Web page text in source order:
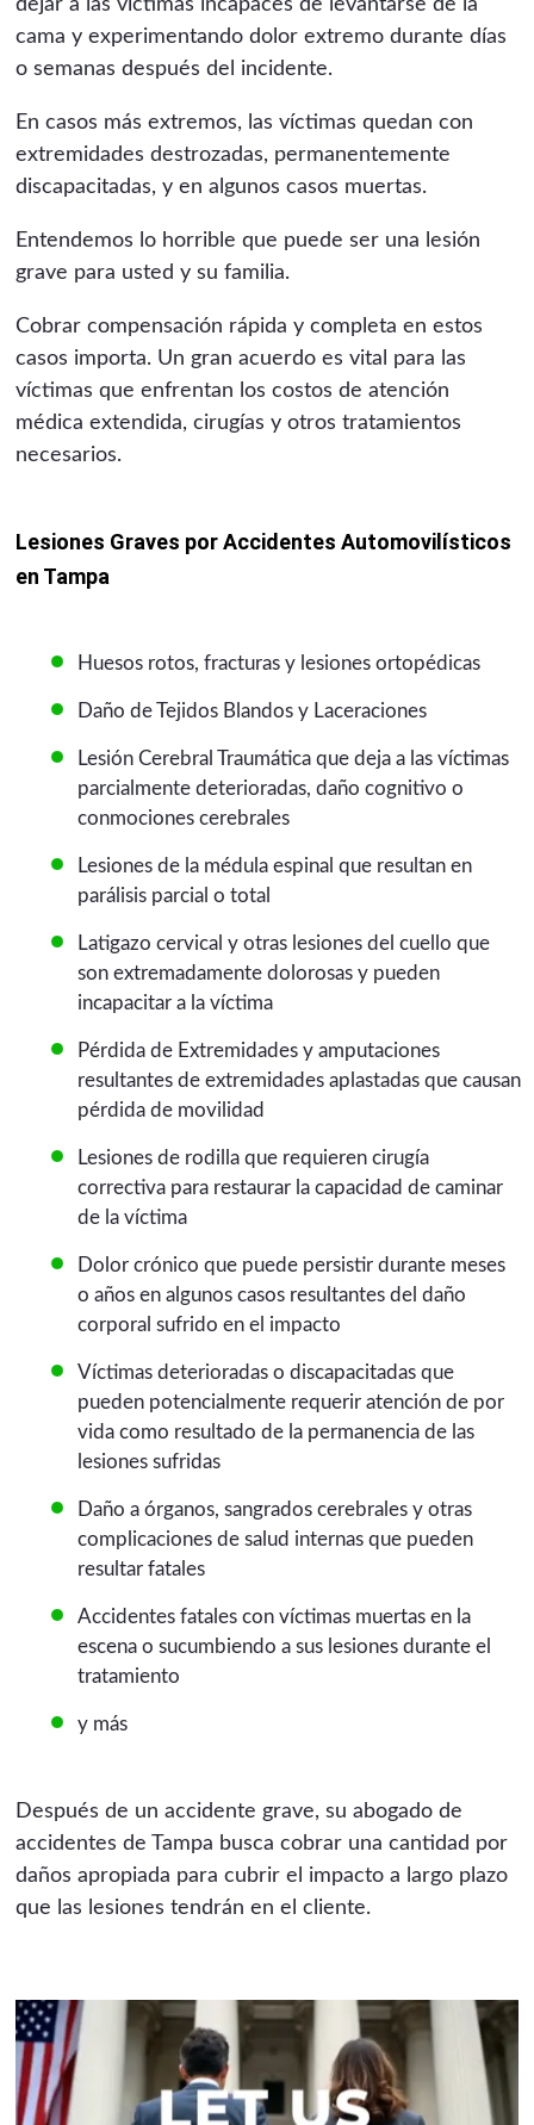
dejar a las víctimas incapaces de levantarse de la
cama y experimentando dolor extremo durante días
o semanas después del incidente.
En casos más extremos, las víctimas quedan con
extremidades destrozadas, permanentemente
discapacitadas, y en algunos casos muertas.
Entendemos lo horrible que puede ser una lesión
grave para usted y su familia.
Cobrar compensación rápida y completa en estos
casos importa. Un gran acuerdo es vital para las
víctimas que enfrentan los costos de atención
médica extendida, cirugías y otros tratamientos
necesarios.
Lesiones Graves por Accidentes Automovilísticos
en Tampa
Huesos rotos, fracturas y lesiones ortopédicas
Daño de Tejidos Blandos y Laceraciones
Lesión Cerebral Traumática que deja a las víctimas
parcialmente deterioradas, daño cognitivo o
conmociones cerebrales
Lesiones de la médula espinal que resultan en
parálisis parcial o total
Latigazo cervical y otras lesiones del cuello que
son extremadamente dolorosas y pueden
incapacitar a la víctima
Pérdida de Extremidades y amputaciones
resultantes de extremidades aplastadas que causan
pérdida de movilidad
Lesiones de rodilla que requieren cirugía
correctiva para restaurar la capacidad de caminar
de la víctima
Dolor crónico que puede persistir durante meses
o años en algunos casos resultantes del daño
corporal sufrido en el impacto
Víctimas deterioradas o discapacitadas que
pueden potencialmente requerir atención de por
vida como resultado de la permanencia de las
lesiones sufridas
Daño a órganos, sangrados cerebrales y otras
complicaciones de salud internas que pueden
resultar fatales
Accidentes fatales con víctimas muertas en la
escena o sucumbiendo a sus lesiones durante el
tratamiento
y más
Después de un accidente grave, su abogado de
accidentes de Tampa busca cobrar una cantidad por
daños apropiada para cubrir el impacto a largo plazo
que las lesiones tendrán en el cliente.